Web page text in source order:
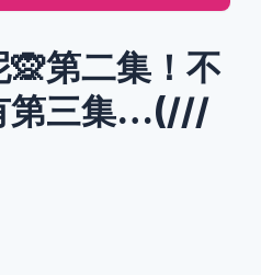
第二集！不
第三集…(///